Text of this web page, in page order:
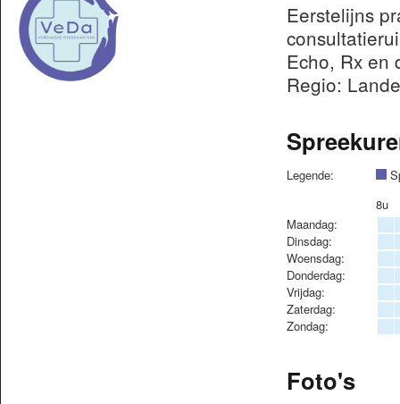
Eerstelijns
Echo, Rx en
Regio:
Legende:
8u
Maandag:
Dinsdag:
Woensdag:
Donderdag:
Vrijdag:
Zaterdag:
Zondag:
Foto's